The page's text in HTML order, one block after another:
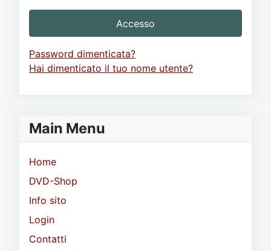
Accesso
Password dimenticata?
Hai dimenticato il tuo nome utente?
Main Menu
Home
DVD-Shop
Info sito
Login
Contatti